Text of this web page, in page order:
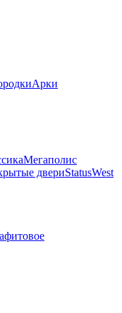
Арки
Мегаполис
двериStatusWest